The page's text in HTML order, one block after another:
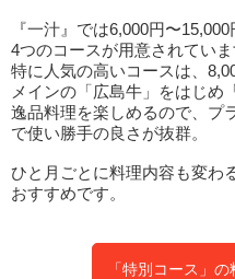
『一汁』では6,000円〜
4つのコースが用意されていま
特に人気の高いコースは、
メインの「広島牛」をはじめ
逸品料理を楽しめるので、プ
で使い勝手の良さが抜群。
ひと月ごとに料理内容も変わ
おすすめです。
「特別コース」